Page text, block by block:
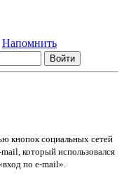
Напомнить
кнопок социальных сетей
который использовался
по e-mail».